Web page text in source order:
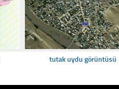
tutak uydu görüntüsü